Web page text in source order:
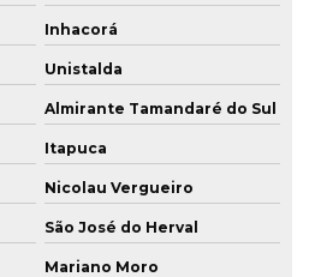
Inhacorá
Unistalda
Almirante Tamandaré do Sul
Itapuca
Nicolau Vergueiro
São José do Herval
Mariano Moro